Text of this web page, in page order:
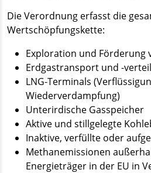
Die Verordnung erfasst die
Wertschöpfungskette:
Exploration und Förderung
Erdgastransport und -
LNG-Terminals
Wiederverdampfung)
Unterirdische Gasspeicher
Aktive und stillgelegte
Inaktive, verfüllte oder
Methanemissionen
Energieträger in der EU in